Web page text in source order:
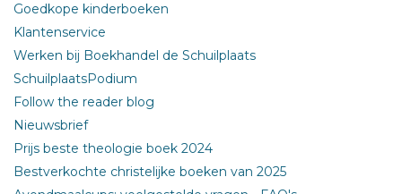
Goedkope kinderboeken
Klantenservice
Werken bij Boekhandel de Schuilplaats
SchuilplaatsPodium
Follow the reader blog
Nieuwsbrief
Prijs beste theologie boek 2024
Bestverkochte christelijke boeken van 2025